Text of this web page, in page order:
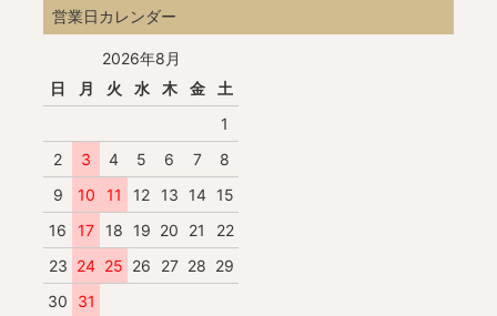
営業日カレンダー
2026年8月
日
月 火 水 木 金
土
1
2
3 4 5 6 7
8
9
10 11 12 13 14
15
16
17 18 19 20 21
22
23 24 25 26 27 28 29
30
31